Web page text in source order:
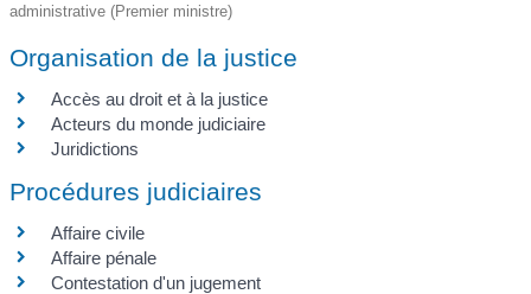
administrative (Premier ministre)
Organisation de la justice
Accès au droit et à la justice
Acteurs du monde judiciaire
Juridictions
Procédures judiciaires
Affaire civile
Affaire pénale
Contestation d'un jugement